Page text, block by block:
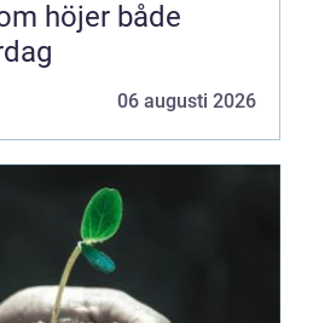
höjer både
06 augusti 2026